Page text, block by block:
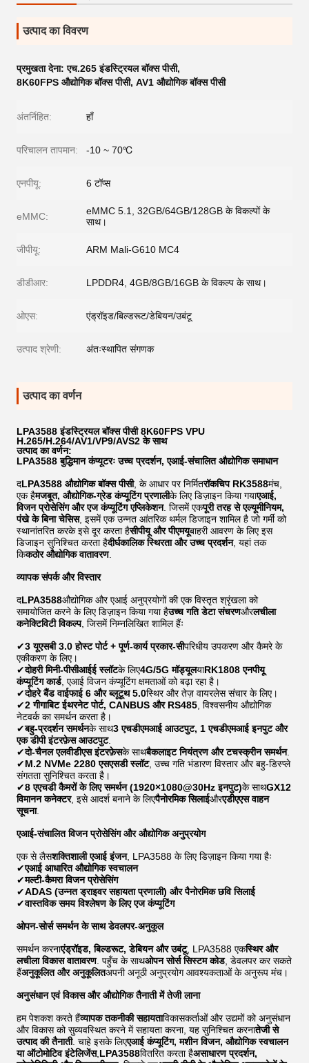
उत्पाद का विवरण
प्रमुखता देना:एच.265 इंडस्ट्रियल बॉक्स पीसी,
8K60FPS औद्योगिक बॉक्स पीसी, AV1 औद्योगिक बॉक्स पीसी
अंतर्निहित: हाँ
परिचालन तापमान: -10 ~ 70℃
एनपीयू: 6 टॉप्स
eMMC:
eMMC 5.1, 32GB/64GB/128GB के विकल्पों के
साथ।
जीपीयू: ARM Mali-G610 MC4
डीडीआर: LPDDR4, 4GB/8GB/16GB के विकल्प के साथ।
ओएस: एंड्रॉइड/बिल्डरूट/डेबियन/उबंटू
उत्पाद श्रेणी: अंतःस्थापित संगणक
उत्पाद का वर्णन
LPA3588 इंडस्ट्रियल बॉक्स पीसी 8K60FPS VPU
H.265/H.264/AV1/VP9/AVS2 के साथ
उत्पाद का वर्णन:
LPA3588 बुद्धिमान कंप्यूटरः उच्च प्रदर्शन, एआई-संचालित औद्योगिक समाधान
दLPA3588 औद्योगिक बॉक्स पीसी, के आधार पर निर्मितरॉकचिप RK3588मंच,
एक हैमजबूत, औद्योगिक-ग्रेड कंप्यूटिंग प्रणालीके लिए डिज़ाइन किया गयाएआई,
विजन प्रोसेसिंग और एज कंप्यूटिंग एप्लिकेशन. जिसमें एकपूरी तरह से एल्यूमीनियम,
पंखे के बिना चेसिस, इसमें एक उन्नत आंतरिक थर्मल डिजाइन शामिल है जो गर्मी को
स्थानांतरित करके इसे दूर करता हैसीपीयू और पीएमयूबाहरी आवरण के लिए इस
डिजाइन सुनिश्चित करता हैदीर्घकालिक स्थिरता और उच्च प्रदर्शन, यहां तक
किकठोर औद्योगिक वातावरण.
व्यापक संपर्क और विस्तार
दLPA3588औद्योगिक और एआई अनुप्रयोगों की एक विस्तृत श्रृंखला को
समायोजित करने के लिए डिज़ाइन किया गया हैउच्च गति डेटा संचरणऔरलचीला
कनेक्टिविटी विकल्प, जिसमें निम्नलिखित शामिल हैंः
✔3 यूएसबी 3.0 होस्ट पोर्ट + पूर्ण-कार्य प्रकार-सीपरिधीय उपकरण और कैमरे के
एकीकरण के लिए।
✔दोहरी मिनी-पीसीआईई स्लॉटके लिए4G/5G मॉड्यूलयाRK1808 एनपीयू
कंप्यूटिंग कार्ड, एआई विजन कंप्यूटिंग क्षमताओं को बढ़ा रहा है।
✔दोहरे बैंड वाईफाई 6 और ब्लूटूथ 5.0स्थिर और तेज़ वायरलेस संचार के लिए।
✔2 गीगाबिट ईथरनेट पोर्ट, CANBUS और RS485 , विश्वसनीय औद्योगिक
नेटवर्क का समर्थन करता है।
✔बहु-प्रदर्शन समर्थनके साथ3 एचडीएमआई आउटपुट, 1 एचडीएमआई इनपुट और
एक डीपी इंटरफ़ेस आउटपुट.
✔दो-चैनल एलवीडीएस इंटरफ़ेसके साथबैकलाइट नियंत्रण और टचस्क्रीन समर्थन.
✔M.2 NVMe 2280 एसएसडी स्लॉट, उच्च गति भंडारण विस्तार और बहु-डिस्प्ले
संगतता सुनिश्चित करता है।
✔8 एएचडी कैमरों के लिए समर्थन (1920×1080@30Hz इनपुट)के साथGX12
विमानन कनेक्टर, इसे आदर्श बनाने के लिएपैनोरमिक सिलाईऔरएडीएएस वाहन
सूचना.
एआई-संचालित विजन प्रोसेसिंग और औद्योगिक अनुप्रयोग
एक से लैसशक्तिशाली एआई इंजन, LPA3588 के लिए डिज़ाइन किया गया हैः
✔एआई आधारित औद्योगिक स्वचालन
✔मल्टी-कैमरा विजन प्रोसेसिंग
✔ADAS (उन्नत ड्राइवर सहायता प्रणाली) और पैनोरमिक छवि सिलाई
✔वास्तविक समय विश्लेषण के लिए एज कंप्यूटिंग
ओपन-सोर्स समर्थन के साथ डेवलपर-अनुकूल
समर्थन करनाएंड्रॉइड, बिल्डरूट, डेबियन और उबंटू, LPA3588 एकस्थिर और
लचीला विकास वातावरण. पहुँच के साथओपन सोर्स सिस्टम कोड, डेवलपर कर सकते
हैंअनुकूलित और अनुकूलितअपनी अनूठी अनुप्रयोग आवश्यकताओं के अनुरूप मंच।
अनुसंधान एवं विकास और औद्योगिक तैनाती में तेजी लाना
हम पेशकश करते हैंव्यापक तकनीकी सहायताविकासकर्ताओं और उद्यमों को अनुसंधान
और विकास को सुव्यवस्थित करने में सहायता करना, यह सुनिश्चित करनातेजी से
उत्पाद की तैनाती. चाहे इसके लिएएआई कंप्यूटिंग, मशीन विजन, औद्योगिक स्वचालन
या ऑटोमोटिव इंटेलिजेंस, LPA3588वितरित करता हैअसाधारण प्रदर्शन,